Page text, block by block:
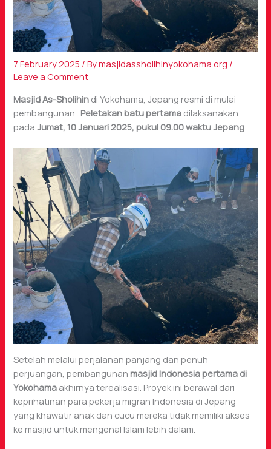
7 February 2025 / Bymasjidassholihinyokohama.org /
Leave a Comment
Masjid As-Sholihin di Yokohama, Jepang resmi di mulai
pembangunan . Peletakan batu pertama dilaksanakan
padaJumat, 10 Januari 2025, pukul 09.00 waktu Jepang
Setelah melalui perjalanan panjang dan penuh
perjuangan, pembangunan masjid Indonesia pertama di
Yokohama akhirnya terealisasi. Proyek ini berawal dari
keprihatinan para pekerja migran Indonesia di Jepang
yang khawatir anak dan cucu mereka tidak memiliki akses
ke masjid untuk mengenal Islam lebih dalam.